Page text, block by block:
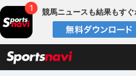
競馬ニュースも結果もすぐ